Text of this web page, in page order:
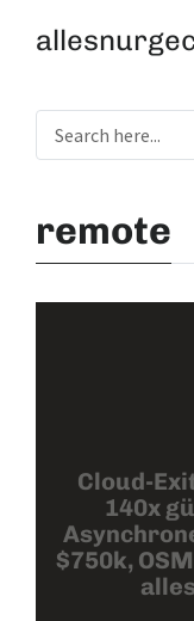
remote
Cloud-
140x
$750k,